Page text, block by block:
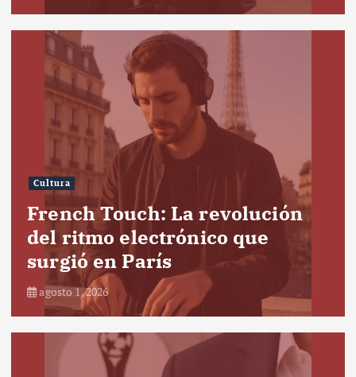
Cultura
French Touch: La revolución
del ritmo electrónico que
surgió en París
agosto 1, 2026